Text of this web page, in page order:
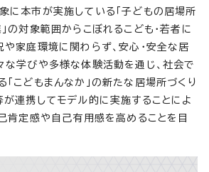
に本市が実施している「子どもの居場所
の対象範囲からこぼれるこども・若者に
や家庭環境に関わらず、安心・安全な居
な学びや多様な体験活動を通じ、社会で
こどもまんなか」の新たな居場所づくり
連携してモデル的に実施することによ
己肯定感や自己有用感を高めることを目